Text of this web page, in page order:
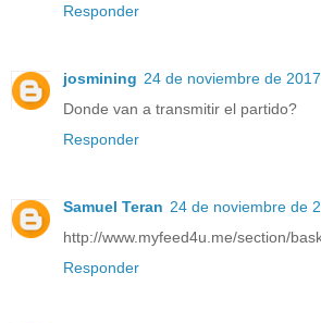
Responder
josmining 24 de noviembre de
Donde van a transmitir el partido?
Responder
Samuel Teran 24 de noviembre de
http://www.myfeed4u.me/section/
Responder